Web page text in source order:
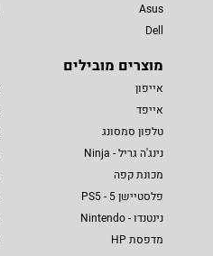
Asus
Dell
מוצרים מובילים
אייפון
אייפד
טלפון סמסונג
נינג'ה גריל - Ninja
מכונת קפה
פלסטיישן 5 - PS5
נינטנדו - Nintendo
מדפסת HP